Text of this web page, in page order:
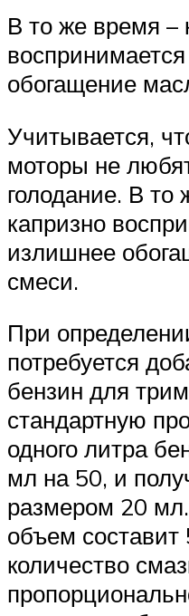
В то же время –
обогащение
Учитывается,
моторы не
голодание. В то
капризно
излишнее
смеси.
При
потребуется
бензин для
стандартную
одного литра
мл на 50, и
размером 20
объем
количество